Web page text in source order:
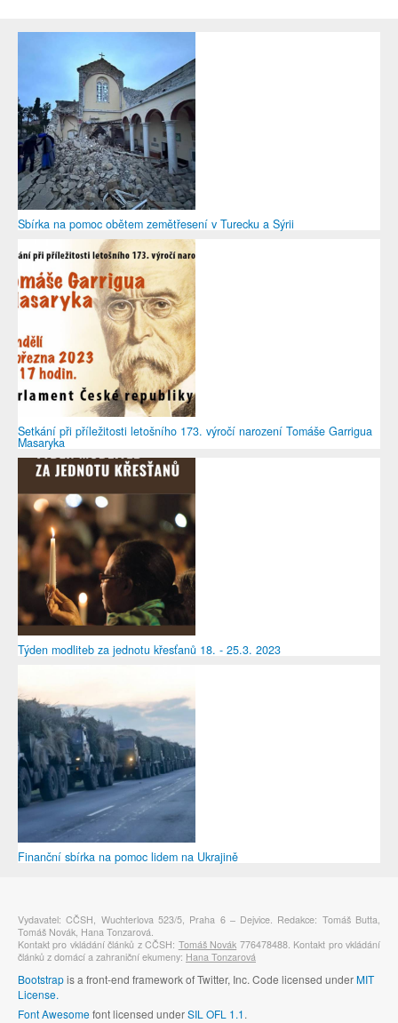
Sbírka na pomoc obětem zemětřesení v Turecku a Sýrii
Setkání při příležitosti letošního 173. výročí narození Tomáše Garrigua
Masaryka
Týden modliteb za jednotu křesťanů 18. - 25.3. 2023
Finanční sbírka na pomoc lidem na Ukrajině
Vydavatel: CČSH, Wuchterlova 523/5, Praha 6 – Dejvice. Redakce: Tomáš Butta,
Tomáš Novák, Hana Tonzarová.
Kontakt pro vkládání článků z CČSH: Tomáš Novák 776478488. Kontakt pro vkládání
článků z domácí a zahraniční ekumeny: Hana Tonzarová
Bootstrapis a front-end framework of Twitter, Inc. Code licensed underMIT
License.
Font Awesomefont licensed underSIL OFL 1.1.